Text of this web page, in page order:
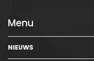
Menu
NIEUWS